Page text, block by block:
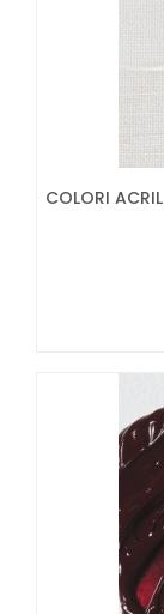
COLORI